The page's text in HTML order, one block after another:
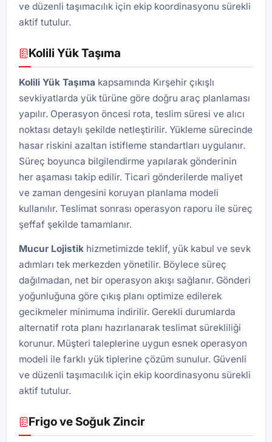
ve düzenli taşımacılık için ekip koordinasyonu sürekli
aktif tutulur.
Kolili Yük Taşıma
Kolili Yük Taşıma kapsamında Kırşehir çıkışlı
sevkiyatlarda yük türüne göre doğru araç planlaması
yapılır. Operasyon öncesi rota, teslim süresi ve alıcı
noktası detaylı şekilde netleştirilir. Yükleme sürecinde
hasar riskini azaltan istifleme standartları uygulanır.
Süreç boyunca bilgilendirme yapılarak gönderinin
her aşaması takip edilir. Ticari gönderilerde maliyet
ve zaman dengesini koruyan planlama modeli
kullanılır. Teslimat sonrası operasyon raporu ile süreç
şeffaf şekilde tamamlanır.
Mucur Lojistik hizmetimizde teklif, yük kabul ve sevk
adımları tek merkezden yönetilir. Böylece süreç
dağılmadan, net bir operasyon akışı sağlanır. Gönderi
yoğunluğuna göre çıkış planı optimize edilerek
gecikmeler minimuma indirilir. Gerekli durumlarda
alternatif rota planı hazırlanarak teslimat sürekliliği
korunur. Müşteri taleplerine uygun esnek operasyon
modeli ile farklı yük tiplerine çözüm sunulur. Güvenli
ve düzenli taşımacılık için ekip koordinasyonu sürekli
aktif tutulur.
Frigo ve Soğuk Zincir